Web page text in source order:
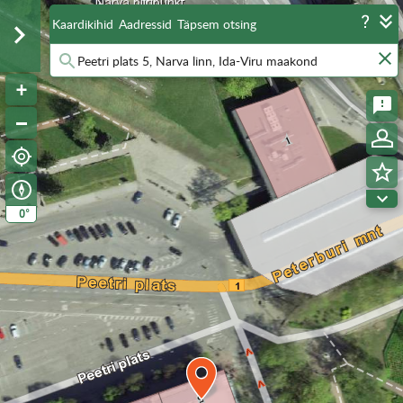
0°
Kaardikihid Aadressid Täpsem otsing